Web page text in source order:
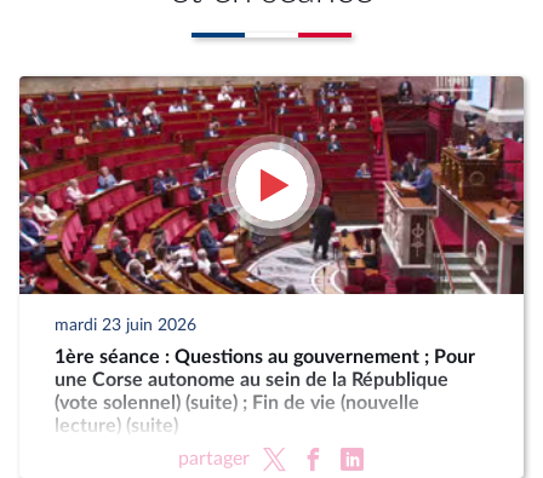
mardi 23 juin 2026
1ère séance : Questions au gouvernement ; Pour
une Corse autonome au sein de la République
(vote solennel) (suite) ; Fin de vie (nouvelle
lecture) (suite)
partager